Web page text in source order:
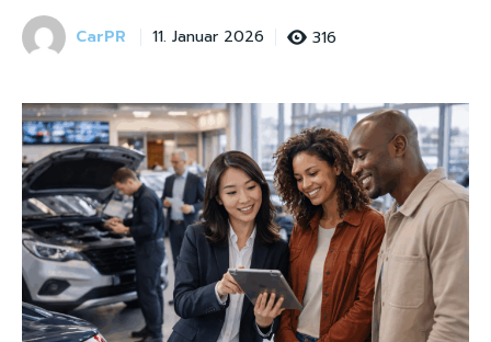
CarPR 11. Januar 2026 316